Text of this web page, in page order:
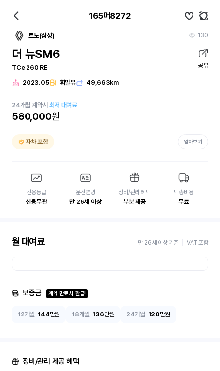
165머8272
르노(삼성) 130
더 뉴SM6
TCe 260 RE 공유
2023.05 휘발유 49,663km
24개월 계약시최저 대여료
580,000원
자차 포함 알아보기
신용등급
신용무관
운전연령
만 26세 이상
정비/관리 혜택
부분 제공
탁송비용
무료
월 대여료 만 26세 이상 기준 VAT 포함
보증금 계약 만료시 환급!
12개월 144만원 18개월 136만원 24개월 120만원
정비/관리 제공 혜택